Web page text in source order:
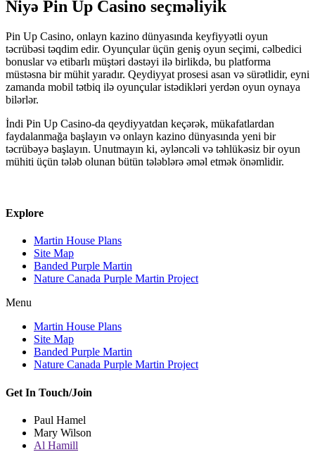
Niyə Pin Up Casino seçməliyik
Pin Up Casino, onlayn kazino dünyasında keyfiyyətli oyun
təcrübəsi təqdim edir. Oyunçular üçün geniş oyun seçimi, cəlbedici
bonuslar və etibarlı müştəri dəstəyi ilə birlikdə, bu platforma
müstəsna bir mühit yaradır. Qeydiyyat prosesi asan və sürətlidir, eyni
zamanda mobil tətbiq ilə oyunçular istədikləri yerdən oyun oynaya
bilərlər.
İndi Pin Up Casino-da qeydiyyatdan keçərək, mükafatlardan
faydalanmağa başlayın və onlayn kazino dünyasında yeni bir
təcrübəyə başlayın. Unutmayın ki, əyləncəli və təhlükəsiz bir oyun
mühiti üçün tələb olunan bütün tələblərə əməl etmək önəmlidir.
Explore
Martin House Plans
Site Map
Banded Purple Martin
Nature Canada Purple Martin Project
Menu
Martin House Plans
Site Map
Banded Purple Martin
Nature Canada Purple Martin Project
Get In Touch/Join
Paul Hamel
Mary Wilson
Al Hamill